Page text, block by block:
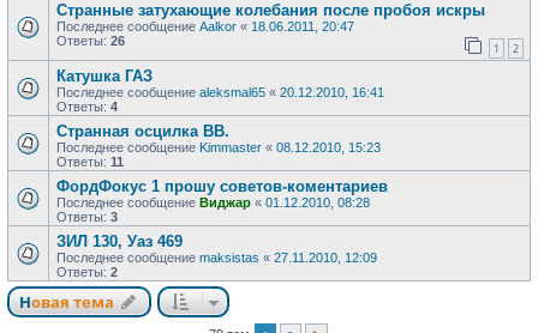
Странные затухающие колебания после пробоя искры
Последнее сообщение Aalkor « 18.06.2011, 20:47
Ответы: 26 1 2
Катушка ГАЗ
Последнее сообщение aleksmal65 « 20.12.2010, 16:41
Ответы: 4
Странная осцилка ВВ.
Последнее сообщение Kimmaster « 08.12.2010, 15:23
Ответы: 11
ФордФокус 1 прошу советов-коментариев
Последнее сообщение Виджар « 01.12.2010, 08:28
Ответы: 3
ЗИЛ 130, Уаз 469
Последнее сообщение maksistas « 27.11.2010, 12:09
Ответы: 2
Новая тема